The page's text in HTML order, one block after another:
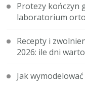
Protezy kończyn
laboratorium
Recepty i
2026: ile dni
Jak